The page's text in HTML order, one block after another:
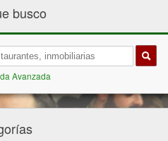
busco
Avanzada